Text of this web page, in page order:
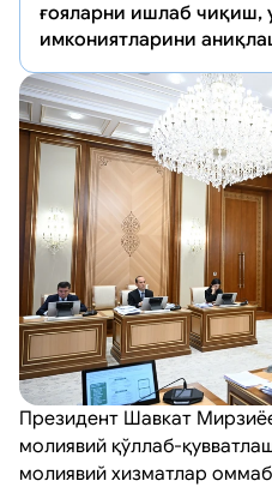
ғояларни ишлаб
имкониятларини
Президент Шавкат
молиявий қўллаб-
молиявий хизматлар